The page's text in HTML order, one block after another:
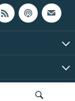
права защищены.